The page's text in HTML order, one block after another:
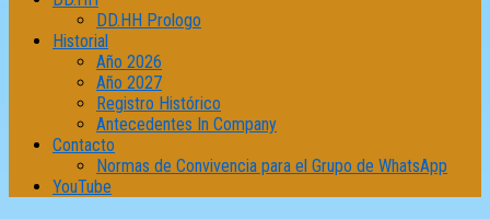
DD.HH Prologo
Historial
Año 2026
Año 2027
Registro Histórico
Antecedentes In Company
Contacto
Normas de Convivencia para el Grupo de WhatsApp
YouTube